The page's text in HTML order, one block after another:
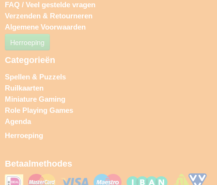
FAQ / Veel gestelde vragen
Verzenden & Retourneren
Algemene Voorwaarden
Herroeping
Categorieën
Spellen & Puzzels
Ruilkaarten
Miniature Gaming
Role Playing Games
Agenda
Herroeping
Betaalmethodes